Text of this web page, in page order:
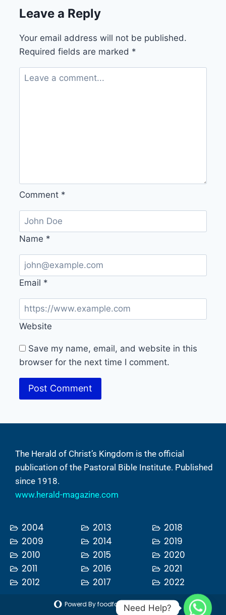
Leave a Reply
Your email address will not be published.
Required fields are marked *
Comment *
Name *
Email *
Website
Save my name, email, and website in this
browser for the next time I comment.
The Herald of Christ’s Kingdom is the official
publication of the Pastoral Bible Institute. Published
since 1918.
www.herald-magazine.com
2004
2009
2010
2011
2012
2013
2014
2015
2016
2017
2018
2019
2020
2021
2022
Powerd By foodfornewcreature.com
Need Help?